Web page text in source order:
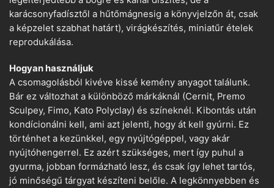
karácsonyfadísztől a hűtőmágnesig a könyvjelzőn át, csak
a képzelet szabhat határt), virágkészítés, miniatűr ételek
reprodukálása.
Hogyan használjuk
A csomagolásból kivéve kissé kemény anyagot találunk.
Bár ez változhat a különböző márkáknál (Cernit, Premo
Sculpey, Fimo, Kato Polyclay) és színeknél. Kibontás után
kondícionálni kell, ami azt jelenti, hogy át kell gyúrni. Ez
történhet a kezünkkel, egy nyújtógéppel, vagy akár
nyújtóhengerrel. Ez azért szükséges, mert így puhul a
gyurma, jobban formázható lesz, és csak így lehet tartós,
jó minőségű tárgyat készíteni belőle. A legkönnyebben és